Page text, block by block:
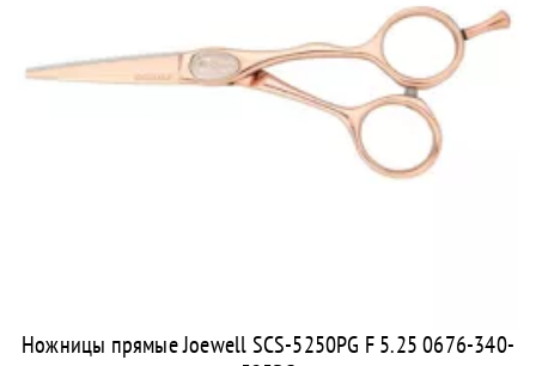
Ножницы прямые Joewell SCS-5250PG F 5.25 0676-340-